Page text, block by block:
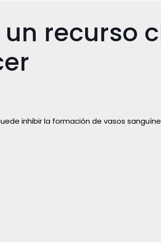
recurso
inhibir la formación de vasos